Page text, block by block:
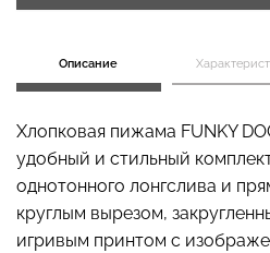
Описание
Хлопковая пижама FUNKY
удобный и стильный
однотонного лонгслива и
круглым вырезом,
игривым принтом с